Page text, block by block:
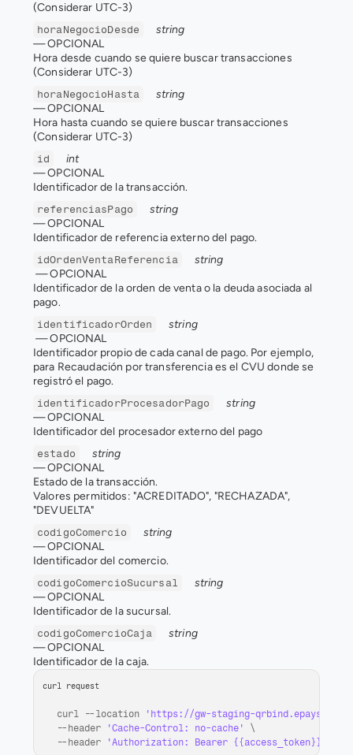
(Considerar UTC-3)
horaNegocioDesde
string
— OPCIONAL
Hora desde cuando se quiere buscar transacciones
(Considerar UTC-3)
horaNegocioHasta
string
— OPCIONAL
Hora hasta cuando se quiere buscar transacciones
(Considerar UTC-3)
id
int
— OPCIONAL
Identificador de la transacción.
referenciasPago
string
— OPCIONAL
Identificador de referencia externo del pago.
idOrdenVentaReferencia
string
— OPCIONAL
Identificador de la orden de venta o la deuda asociada al
pago.
identificadorOrden
string
— OPCIONAL
Identificador propio de cada canal de pago. Por ejemplo,
para Recaudación por transferencia es el CVU donde se
registró el pago.
identificadorProcesadorPago
string
— OPCIONAL
Identificador del procesador externo del pago
estado
string
— OPCIONAL
Estado de la transacción.
Valores permitidos: "ACREDITADO", "RECHAZADA",
"DEVUELTA"
codigoComercio
string
— OPCIONAL
Identificador del comercio.
codigoComercioSucursal
string
— OPCIONAL
Identificador de la sucursal.
codigoComercioCaja
string
— OPCIONAL
Identificador de la caja.
curl request
curl -- location
'https://gw-staging-
-- header 'Cache-Control: no-cache'
\
-- header 'Authorization: Bearer {{access_token}}'